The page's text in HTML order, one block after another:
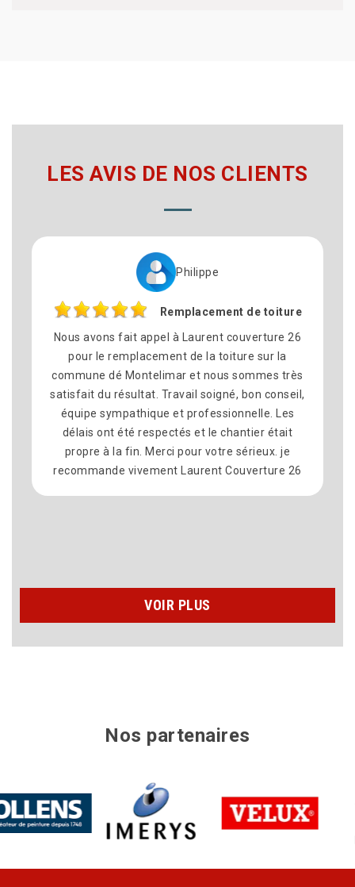
LES AVIS DE NOS CLIENTS
Philippe
Remplacement de toiture
Nous avons fait appel à Laurent couverture 26
pour le remplacement de la toiture sur la
commune dé Montelimar et nous sommes très
satisfait du résultat. Travail soigné, bon conseil,
équipe sympathique et professionnelle. Les
délais ont été respectés et le chantier était
propre à la fin. Merci pour votre sérieux. je
recommande vivement Laurent Couverture 26
VOIR PLUS
Nos partenaires